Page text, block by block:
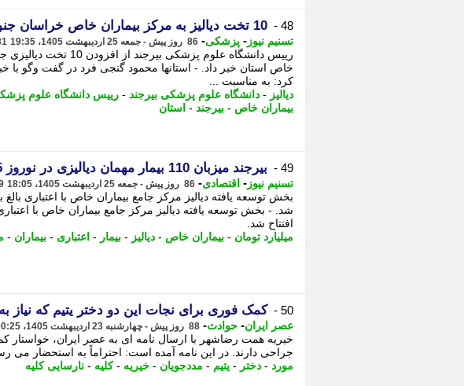
48 - 10 تخت دیالیز به مرکز بیماران خاص خراسان جنوبی افزوده شد+فیلم
تسنیم نیوز - پزشکی- 86 روز پیش - جمعه 25 اردیبهشت 1405، 19:35
رییس دانشگاه علوم پزشکی
خاص استان خبر داد. - استانها محمود گنجی فرد در گفت وگو با
کرد: به مناسبت ...
دیالیز - دانشگاه علوم پزشکی بیرجند - رییس دانشگاه علوم
بیماران خاص - بیرجند - استان
49 - بیرجند میزبان 110 بیمار مهمان دیالیزی در نوروز 1405
تسنیم نیوز - اقتصادی- 86 روز پیش - جمعه 25 اردیبهشت 1405، 18:05
بخش توسعه یافته دیالیز مرکز جامع بیماران خاص با اعتباری بالغ
شد. - بخش توسعه یافته دیالیز مرکز جامع بیماران خاص با
افتتاح شد.
میلیارد تومان - بیماران خاص - دیالیز - بیمار - اعتباری - بیماران -
50 - کمک فوری برای نجات این دو دختر یتیم که نیاز
عصر ایران- حوادث- 88 روز پیش - چهارشنبه 23 اردیبهشت 1405، 00:25
خیریه همت رضاشهر با ارسال نامه ای به عصر ایران، خواستار
جراحی دارند. در این نامه آمده است: احتراماً به استحضار می
مورد - دختر - یتیم - مددجویان - خیریه -کلیه - نارسایی کلیه